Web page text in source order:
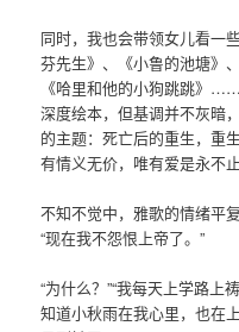
同时，我也会带领女儿看一
芬先生》、《小鲁的池塘》
《哈里和他的小狗跳跳》
深度绘本，但基调并不灰暗
的主题：死亡后的重生，重
有情义无价，唯有爱是永不止
不知不觉中，雅歌的情绪平
“现在我不怨恨上帝了。”
“为什么？”“我每天上学路
知道小秋雨在我心里，也在